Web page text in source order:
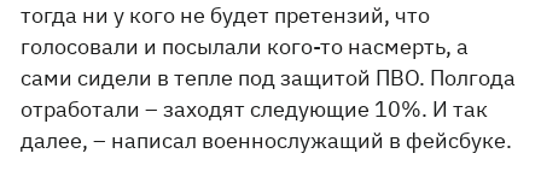
тогда ни у кого не будет претензий, что
голосовали и посылали кого-то насмерть, а
сами сидели в тепле под защитой ПВО. Полгода
отработали – заходят следующие 10%. И так
далее, – написал военнослужащий в фейсбуке.